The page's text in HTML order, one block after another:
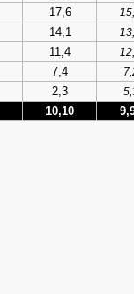
17,6
14,1
11,4
7,4
2,3
10,10